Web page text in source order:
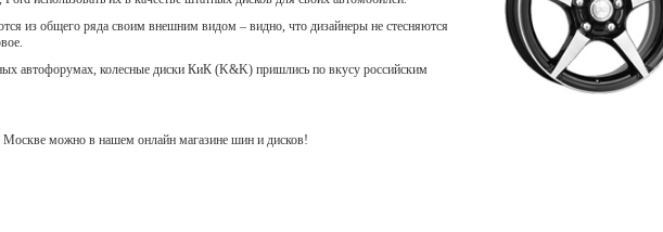
из общего ряда своим внешним видом – видно, что дизайнеры не стесняются
автофорумах, колесные диски КиК (K&K) пришлись по вкусу российским
можно в нашем онлайн магазине шин и дисков!